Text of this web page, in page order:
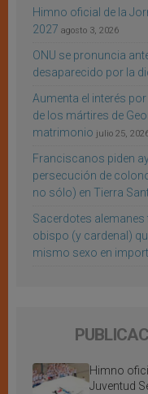
Himno oficial de la
2027 agosto 3, 2026
ONU se pronuncia
desaparecido por la
Aumenta el interés
de los mártires de
matrimonio julio 25,
Franciscanos piden
persecución de
no sólo) en Tierra
Sacerdotes
obispo (y cardenal)
mismo sexo en
Himno
Juventud